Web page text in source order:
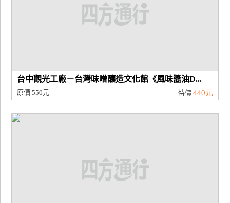
台中觀光工廠－台灣味噌釀造文化館《風味醬油D...
原價550元 特價 440元